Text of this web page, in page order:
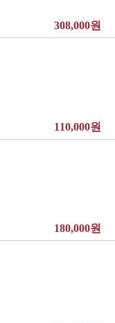
308,000원
110,000원
180,000원